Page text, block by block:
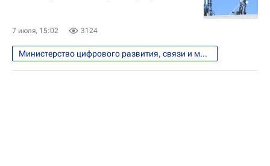
7 июля, 15:02 3124
Министерство цифрового развития, связи и массовых коммуникаций РФ (Минцифры России)